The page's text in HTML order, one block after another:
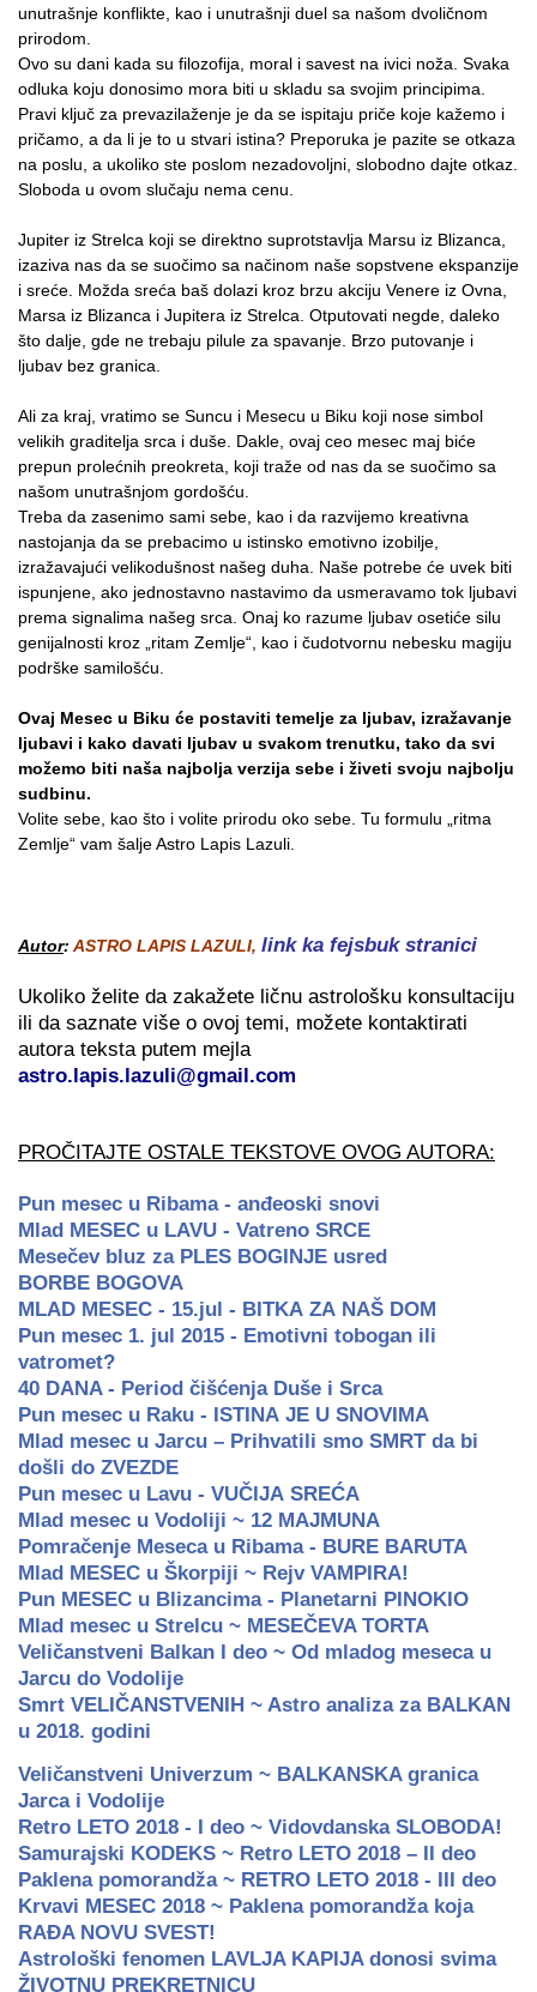
unutrašnje konflikte, kao i unutrašnji duel sa našom dvoličnom
prirodom.
Ovo su dani kada su filozofija, moral i savest na ivici noža. Svaka
odluka koju donosimo mora biti u skladu sa svojim principima.
Pravi ključ za prevazilaženje je da se ispitaju priče koje kažemo i
pričamo, a da li je to u stvari istina? Preporuka je pazite se otkaza
na poslu, a ukoliko ste poslom nezadovoljni, slobodno dajte otkaz.
Sloboda u ovom slučaju nema cenu.
Jupiter iz Strelca koji se direktno suprotstavlja Marsu iz Blizanca,
izaziva nas da se suočimo sa načinom naše sopstvene ekspanzije
i sreće. Možda sreća baš dolazi kroz brzu akciju Venere iz Ovna,
Marsa iz Blizanca i Jupitera iz Strelca. Otputovati negde, daleko
što dalje, gde ne trebaju pilule za spavanje. Brzo putovanje i
ljubav bez granica.
Ali za kraj, vratimo se Suncu i Mesecu u Biku koji nose simbol
velikih graditelja srca i duše. Dakle, ovaj ceo mesec maj biće
prepun prolećnih preokreta, koji traže od nas da se suočimo sa
našom unutrašnjom gordošću.
Treba da zasenimo sami sebe, kao i da razvijemo kreativna
nastojanja da se prebacimo u istinsko emotivno izobilje,
izražavajući velikodušnost našeg duha. Naše potrebe će uvek biti
ispunjene, ako jednostavno nastavimo da usmeravamo tok ljubavi
prema signalima našeg srca. Onaj ko razume ljubav osetiće silu
genijalnosti kroz „ritam Zemlje“, kao i čudotvornu nebesku magiju
podrške samilošću.
Ovaj Mesec u Biku će postaviti temelje za ljubav, izražavanje
ljubavi i kako davati ljubav u svakom trenutku, tako da svi
možemo biti naša najbolja verzija sebe i živeti svoju najbolju
sudbinu.
Volite sebe, kao što i volite prirodu oko sebe. Tu formulu „ritma
Zemlje“ vam šalje Astro Lapis Lazuli.
Autor: ASTRO LAPIS LAZULI, link ka fejsbuk stranici
Ukoliko želite da zakažete ličnu astrološku konsultaciju
ili da saznate više o ovoj temi, možete kontaktirati
autora teksta putem mejla
astro.lapis.lazuli@gmail.com
PROČITAJTE OSTALE TEKSTOVE OVOG AUTORA:
Pun mesec u Ribama - anđeoski snovi
Mlad MESEC u LAVU - Vatreno SRCE
Mesečev bluz za PLES BOGINJE usred
BORBE BOGOVA
MLAD MESEC - 15.jul - BITKA ZA NAŠ DOM
Pun mesec 1. jul 2015 - Emotivni tobogan ili
vatromet?
40 DANA - Period čišćenja Duše i Srca
Pun mesec u Raku - ISTINA JE U SNOVIMA
Mlad mesec u Jarcu – Prihvatili smo SMRT da bi
došli do ZVEZDE
Pun mesec u Lavu - VUČIJA SREĆA
Mlad mesec u Vodoliji ~ 12 MAJMUNA
Pomračenje Meseca u Ribama - BURE BARUTA
Mlad MESEC u Škorpiji ~ Rejv VAMPIRA!
Pun MESEC u Blizancima - Planetarni PINOKIO
Mlad mesec u Strelcu ~ MESEČEVA TORTA
Veličanstveni Balkan I deo ~ Od mladog meseca u
Jarcu do Vodolije
Smrt VELIČANSTVENIH ~ Astro analiza za BALKAN
u 2018. godini
Veličanstveni Univerzum ~ BALKANSKA granica
Jarca i Vodolije
Retro LETO 2018 - I deo ~ Vidovdanska SLOBODA!
Samurajski KODEKS ~ Retro LETO 2018 – II deo
Paklena pomorandža ~ RETRO LETO 2018 - III deo
Krvavi MESEC 2018 ~ Paklena pomorandža koja
RAĐA NOVU SVEST!
Astrološki fenomen LAVLJA KAPIJA donosi svima
ŽIVOTNU PREKRETNICU